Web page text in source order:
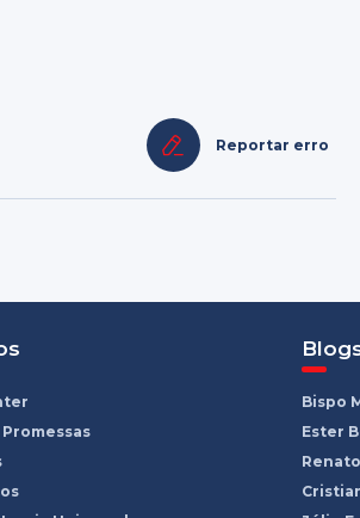
Reportar erro
Promessas
Bispo
Ester